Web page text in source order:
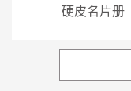
硬皮名片册